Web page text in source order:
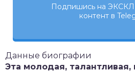
Подпишись на
контент в
Данные биографии
Эта молодая, талантливая,